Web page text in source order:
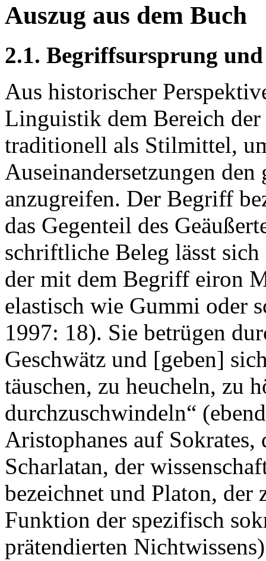
Auszug aus dem Buch
2.1. Begriffsursprung
Aus historischer
Linguistik dem Bereich
traditionell als Stilmittel,
Auseinandersetzungen
anzugreifen. Der Begriff
das Gegenteil des
schriftliche Beleg lässt
der mit dem Begriff eiron
elastisch wie Gummi oder
1997: 18). Sie betrügen
Geschwätz und [geben]
täuschen, zu heucheln, zu
durchzuschwindeln“
Aristophanes auf Sokrates,
Scharlatan, der
bezeichnet und Platon, der
Funktion der spezifisch
prätendierten